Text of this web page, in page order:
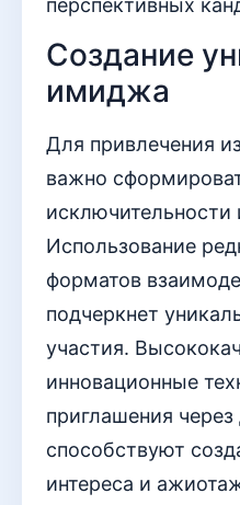
Создание
имиджа
Для привлечения
важно
исключительности
Использование
форматов
подчеркнет
участия.
инновационные
приглашения
способствуют
интереса и